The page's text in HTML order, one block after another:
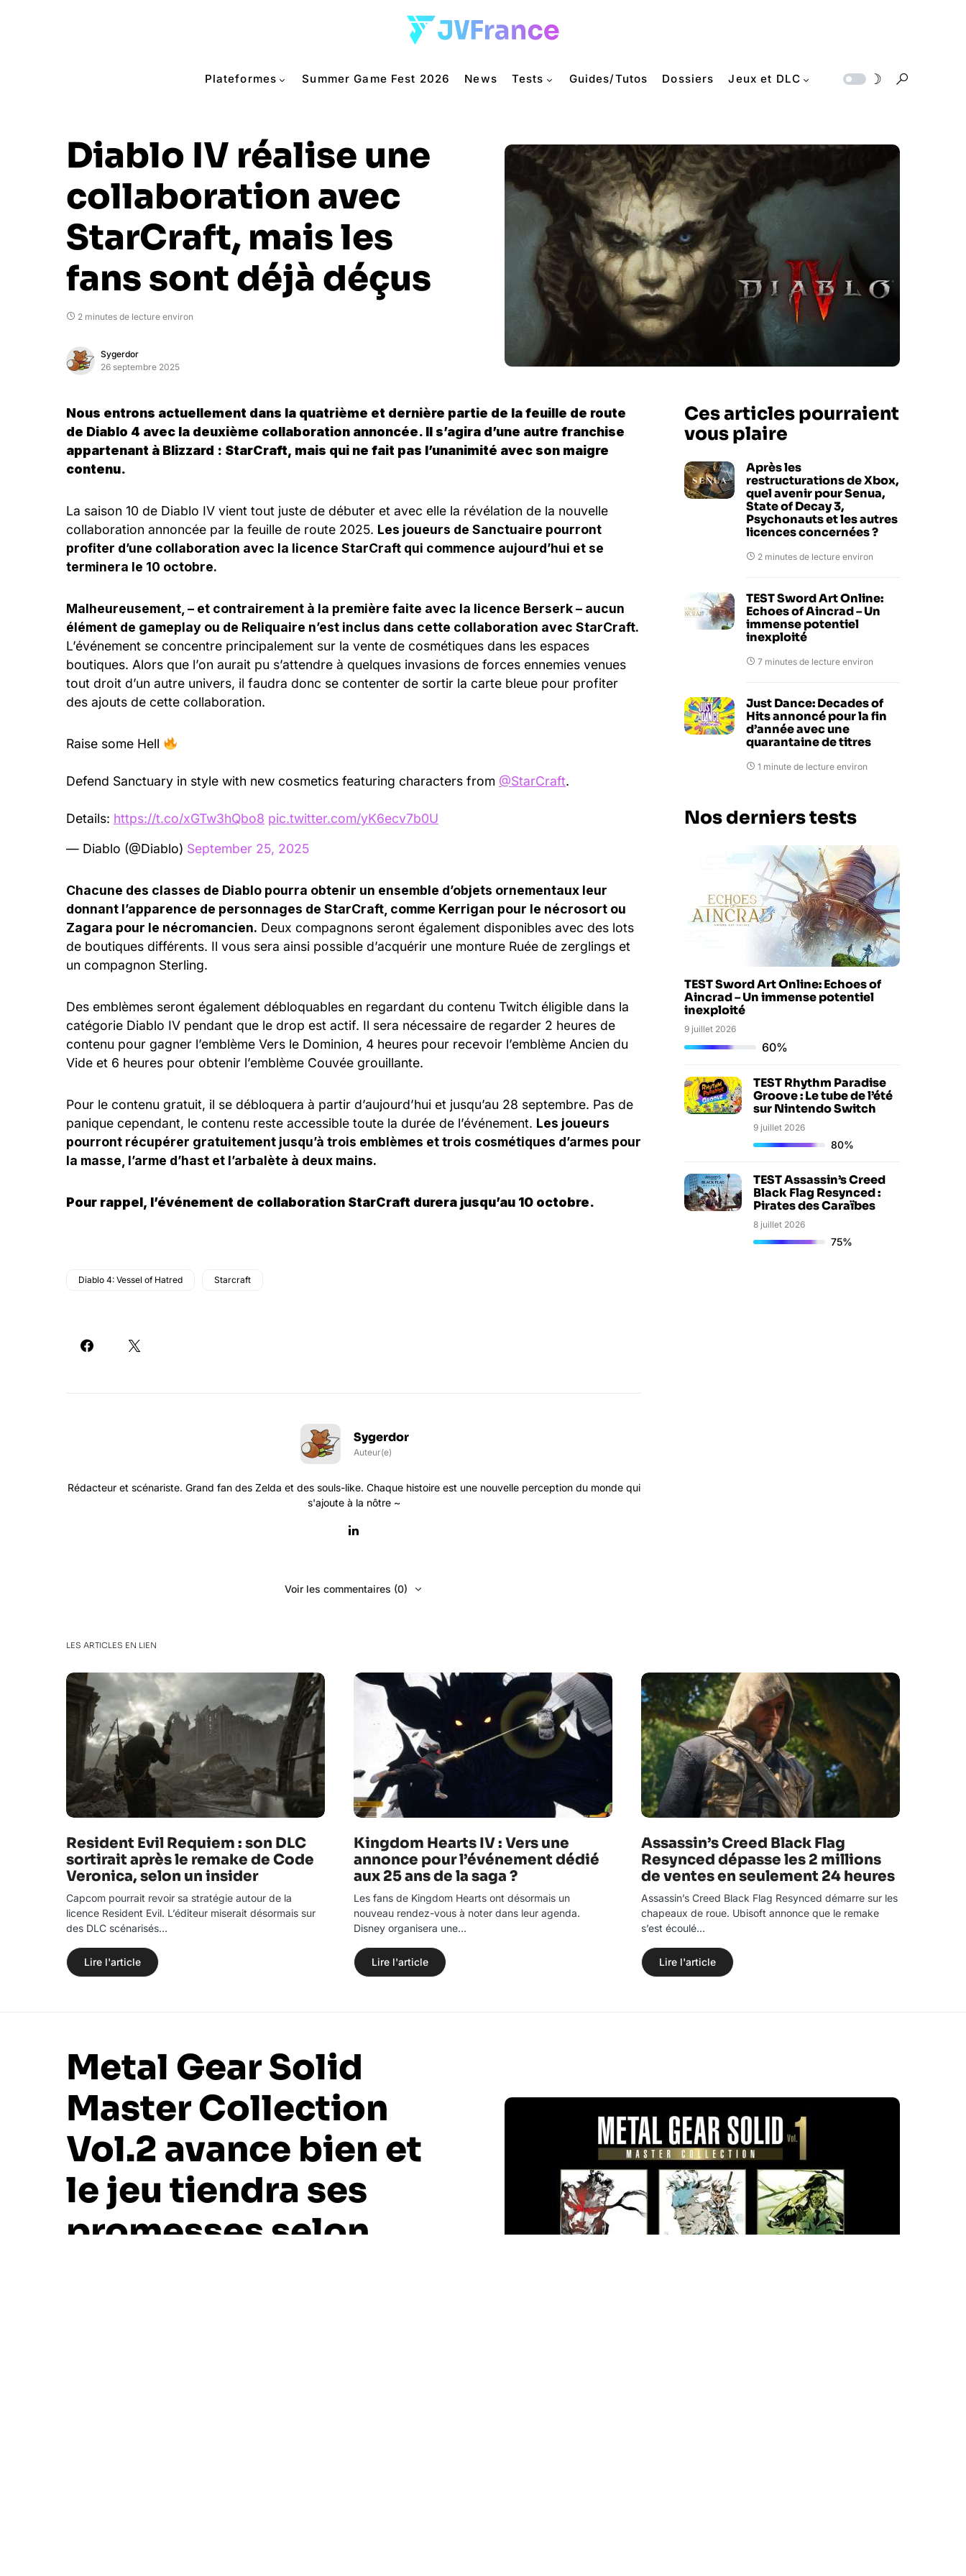
Plateformes Summer Game Fest 2026 News Tests Guides/Tutos Dossiers Jeux et DLC
Diablo IV réalise une
collaboration avec
StarCraft, mais les
fans sont déjà déçus
2 minutes de lecture environ
Sygerdor
26 septembre 2025
Nous entrons actuellement dans la quatrième et dernière partie de la feuille de route
de Diablo 4 avec la deuxième collaboration annoncée. Il s’agira d’une autre franchise
appartenant à Blizzard : StarCraft, mais qui ne fait pas l’unanimité avec son maigre
contenu.
La saison 10 de Diablo IV vient tout juste de débuter et avec elle la révélation de la nouvelle
collaboration annoncée par la feuille de route 2025. Les joueurs de Sanctuaire pourront
profiter d’une collaboration avec la licence StarCraft qui commence aujourd’hui et se
terminera le 10 octobre.
Malheureusement, – et contrairement à la première faite avec la licence Berserk – aucun
élément de gameplay ou de Reliquaire n’est inclus dans cette collaboration avec StarCraft.
L’événement se concentre principalement sur la vente de cosmétiques dans les espaces
boutiques. Alors que l’on aurait pu s’attendre à quelques invasions de forces ennemies venues
tout droit d’un autre univers, il faudra donc se contenter de sortir la carte bleue pour profiter
des ajouts de cette collaboration.
Raise some Hell
Defend Sanctuary in style with new cosmetics featuring characters from @StarCraft.
Details: https://t.co/xGTw3hQbo8 pic.twitter.com/yK6ecv7b0U
— Diablo (@Diablo) September 25, 2025
Chacune des classes de Diablo pourra obtenir un ensemble d’objets ornementaux leur
donnant l’apparence de personnages de StarCraft, comme Kerrigan pour le nécrosort ou
Zagara pour le nécromancien. Deux compagnons seront également disponibles avec des lots
de boutiques différents. Il vous sera ainsi possible d’acquérir une monture Ruée de zerglings et
un compagnon Sterling.
Des emblèmes seront également débloquables en regardant du contenu Twitch éligible dans la
catégorie Diablo IV pendant que le drop est actif. Il sera nécessaire de regarder 2 heures de
contenu pour gagner l’emblème Vers le Dominion, 4 heures pour recevoir l’emblème Ancien du
Vide et 6 heures pour obtenir l’emblème Couvée grouillante.
Pour le contenu gratuit, il se débloquera à partir d’aujourd’hui et jusqu’au 28 septembre. Pas de
panique cependant, le contenu reste accessible toute la durée de l’événement. Les joueurs
pourront récupérer gratuitement jusqu’à trois emblèmes et trois cosmétiques d’armes pour
la masse, l’arme d’hast et l’arbalète à deux mains.
Pour rappel, l’événement de collaboration StarCraft durera jusqu’au 10 octobre.
Diablo 4: Vessel of Hatred Starcraft
Sygerdor
Auteur(e)
Rédacteur et scénariste. Grand fan des Zelda et des souls-like. Chaque histoire est une nouvelle perception du monde qui
s'ajoute à la nôtre ~
Voir les commentaires (0)
Ces articles pourraient
vous plaire
Après les
restructurations de Xbox,
quel avenir pour Senua,
State of Decay 3,
Psychonauts et les autres
licences concernées ?
2 minutes de lecture environ
TEST Sword Art Online:
Echoes of Aincrad – Un
immense potentiel
inexploité
7 minutes de lecture environ
Just Dance: Decades of
Hits annoncé pour la fin
d’année avec une
quarantaine de titres
1 minute de lecture environ
Nos derniers tests
TEST Sword Art Online: Echoes of
Aincrad – Un immense potentiel
inexploité
9 juillet 2026
60%
TEST Rhythm Paradise
Groove : Le tube de l’été
sur Nintendo Switch
9 juillet 2026
80%
TEST Assassin’s Creed
Black Flag Resynced :
Pirates des Caraïbes
8 juillet 2026
75%
LES ARTICLES EN LIEN
Resident Evil Requiem : son DLC
sortirait après le remake de Code
Veronica, selon un insider
Capcom pourrait revoir sa stratégie autour de la
licence Resident Evil. L’éditeur miserait désormais sur
des DLC scénarisés…
Lire l'article
Kingdom Hearts IV : Vers une
annonce pour l’événement dédié
aux 25 ans de la saga ?
Les fans de Kingdom Hearts ont désormais un
nouveau rendez-vous à noter dans leur agenda.
Disney organisera une…
Lire l'article
Assassin’s Creed Black Flag
Resynced dépasse les 2 millions
de ventes en seulement 24 heures
Assassin’s Creed Black Flag Resynced démarre sur les
chapeaux de roue. Ubisoft annonce que le remake
s’est écoulé…
Lire l'article
Metal Gear Solid
Master Collection
Vol.2 avance bien et
le jeu tiendra ses
promesses selon